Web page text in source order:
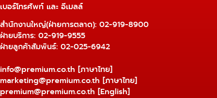
เบอร์โทรศัพท์ และ อีเมลล์
สำนักงานใหญ่(ฝ่ายการตลาด): 02-919-8900
ฝ่ายบริการ: 02-919-9555
ฝ่ายลูกค้าสัมพันธ์: 02-025-6942
info@premium.co.th [ภาษาไทย]
marketing@premium.co.th [ภาษาไทย]
premium@premium.co.th [English]